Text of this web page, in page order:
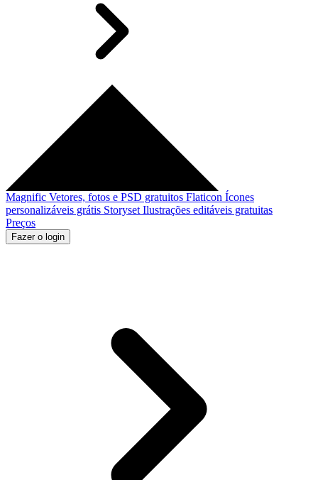
Magnific Vetores, fotos e PSD gratuitos Flaticon Ícones
personalizáveis grátis Storyset Ilustrações editáveis gratuitas
Preços
Fazer o login